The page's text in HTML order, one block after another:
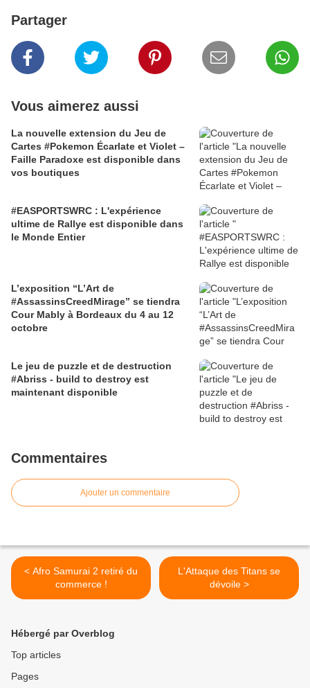
Partager
Vous aimerez aussi
La nouvelle extension du Jeu de
Cartes #Pokemon Écarlate et Violet –
Faille Paradoxe est disponible dans
vos boutiques
#EASPORTSWRC : L'expérience
ultime de Rallye est disponible dans
le Monde Entier
L’exposition “L’Art de
#AssassinsCreedMirage” se tiendra
Cour Mably à Bordeaux du 4 au 12
octobre
Le jeu de puzzle et de destruction
#Abriss - build to destroy est
maintenant disponible
Commentaires
Ajouter un commentaire
< Afro Samurai 2 retiré du
commerce !
L'Attaque des Titans se
dévoile >
Hébergé par Overblog
Top articles
Pages